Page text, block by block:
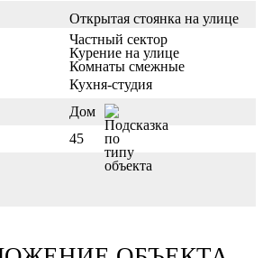
Открытая стоянка на улице
Частный сектор
Курение на улице
Комнаты смежные
Кухня-студия
Дом
45